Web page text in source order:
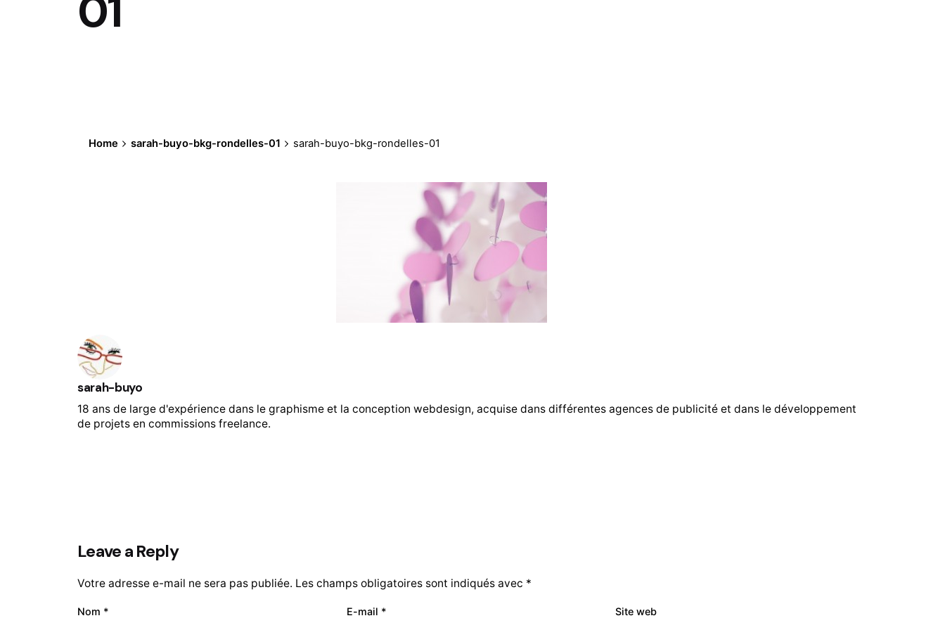
01
Home sarah-buyo-bkg-rondelles-01 sarah-buyo-bkg-rondelles-01
sarah-buyo
18 ans de large d'expérience dans le graphisme et la conception webdesign, acquise dans différentes agences de publicité et dans le développement
de projets en commissions freelance.
Leave a Reply
Votre adresse e-mail ne sera pas publiée. Les champs obligatoires sont indiqués avec *
Nom * E-mail * Site web